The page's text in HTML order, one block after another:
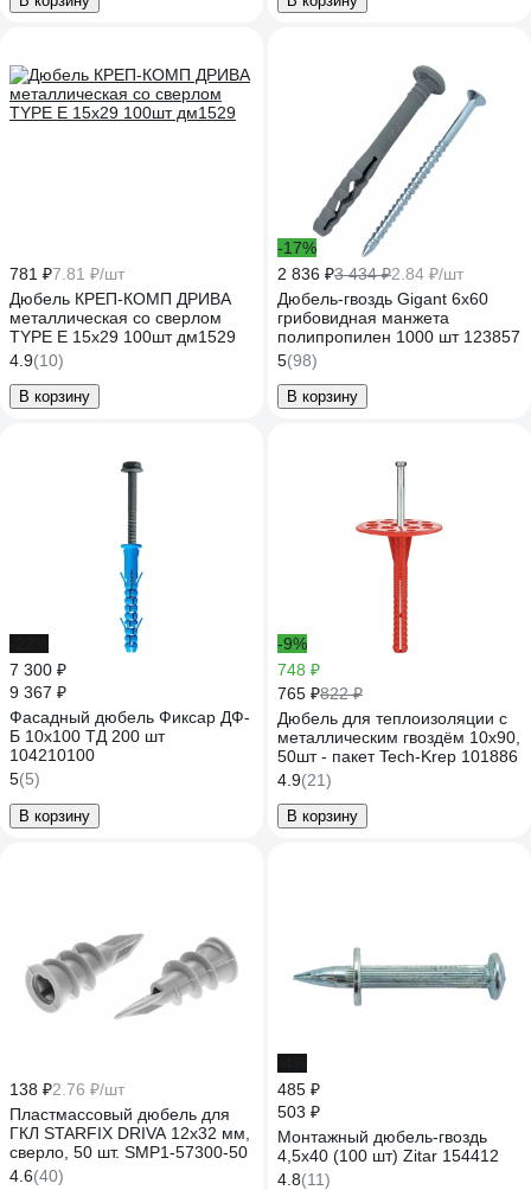
781 ₽7.81 ₽/шт
Дюбель КРЕП-КОМП ДРИВА
металлическая со сверлом
TYPE E 15х29 100шт дм1529
4.9(10)
В корзину
-17%
2 836 ₽3 434 ₽2.84 ₽/шт
Дюбель-гвоздь Gigant 6x60
грибовидная манжета
полипропилен 1000 шт 123857
5(98)
В корзину
7 300 ₽
9 367 ₽
Фасадный дюбель Фиксар ДФ-
Б 10х100 ТД 200 шт
104210100
5(5)
В корзину
-9%
748 ₽
765 ₽822 ₽
Дюбель для теплоизоляции с
металлическим гвоздём 10х90,
50шт - пакет Tech-Krep 101886
4.9(21)
В корзину
138 ₽2.76 ₽/шт
Пластмассовый дюбель для
ГКЛ STARFIX DRIVA 12x32 мм,
сверло, 50 шт. SMP1-57300-50
4.6(40)
485 ₽
503 ₽
Монтажный дюбель-гвоздь
4,5x40 (100 шт) Zitar 154412
4.8(11)